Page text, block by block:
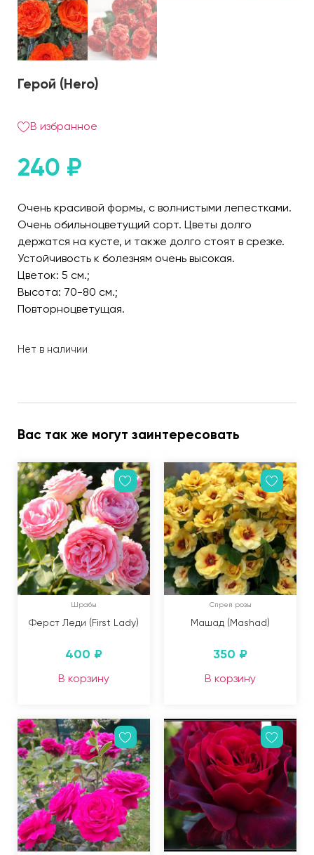
Герой (Hero)
В избранное
240 ₽
Очень красивой формы, с волнистыми лепестками.
Очень обильноцветущий сорт. Цветы долго
держатся на кусте, и также долго стоят в срезке.
Устойчивость к болезням очень высокая.
Цветок: 5 см.;
Высота: 70-80 см.;
Повторноцветущая.
Нет в наличии
Вас так же могут заинтересовать
Шрабы
Ферст Леди (First Lady)
400 ₽
В корзину
Спрей розы
Машад (Mashad)
350 ₽
В корзину